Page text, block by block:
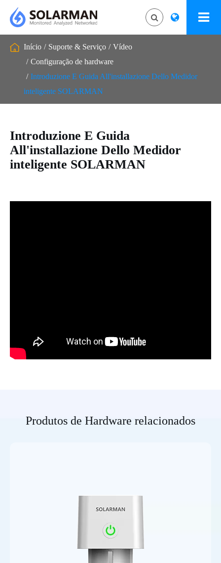
Início Suporte & Serviço
Vídeo
Configuração de hardware
Introduzione E Guida All'installazione Dello Medidor
inteligente SOLARMAN
Introduzione E Guida
All'installazione Dello Medidor
inteligente SOLARMAN
Produtos de Hardware relacionados